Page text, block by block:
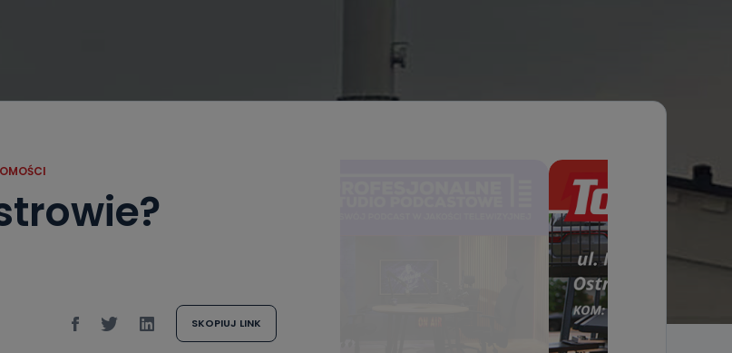
SKOPIUJ LINK